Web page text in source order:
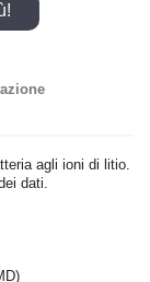
agli ioni di litio.
dati.